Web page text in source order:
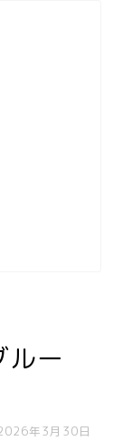
ルー
年3月30日